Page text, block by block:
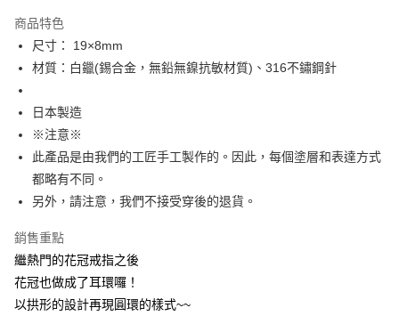
宅配
每筆NT$60，滿NT$1,000(含以上)免運費
商品特色
尺寸： 19×8mm
材質：白鑞(錫合金，無鉛無鎳抗敏材質)、316不鏽鋼針
日本製造
※注意※
此產品是由我們的工匠手工製作的。因此，每個塗層和表達方式
都略有不同。
另外，請注意，我們不接受穿後的退貨。
銷售重點
繼熱門的花冠戒指之後
花冠也做成了耳環囉！
以拱形的設計再現圓環的樣式~~